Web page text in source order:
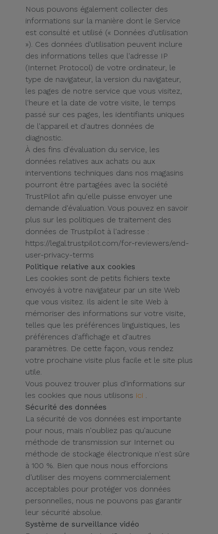
Hygiène
Maison
Portefeuilles,
Étuis et Sacs
Traceurs et
Accessoires
Mobilité,
Auto et
Vélo
Accessoires
d'ordinateur
Accessoires
iPad et
Tablette
Kids
Voir
tout
Nous pouvons également collecter des
informations sur la manière dont le Service
est consulté et utilisé (« Données d'utilisation
»). Ces données d'utilisation peuvent inclure
des informations telles que l'adresse IP
(Internet Protocol) de votre ordinateur, le
type de navigateur, la version du navigateur,
les pages de notre service que vous visitez,
l'heure et la date de votre visite, le temps
passé sur ces pages, les identifiants uniques
de l'appareil et d'autres données de
diagnostic.
À des fins d'évaluation du service, les
données relatives aux achats ou aux
interventions techniques dans nos magasins
pourront être partagées avec la société
TrustPilot afin qu'elle puisse envoyer une
demande d'évaluation. Vous pouvez en savoir
plus sur les politiques de traitement des
données de Trustpilot à l'adresse :
https://legal.trustpilot.com/for-reviewers/end-
user-privacy-terms
Politique relative aux cookies
Les cookies sont de petits fichiers texte
envoyés à votre navigateur par un site Web
que vous visitez. Ils aident le site Web à
mémoriser des informations sur votre visite,
telles que les préférences linguistiques, les
préférences d'affichage et d'autres
paramètres. De cette façon, vous rendez
votre prochaine visite plus facile et le site plus
utile.
Vous pouvez trouver plus d'informations sur
les cookies que nous utilisons ici .
Sécurité des données
La sécurité de vos données est importante
pour nous, mais n'oubliez pas qu'aucune
méthode de transmission sur Internet ou
méthode de stockage électronique n'est sûre
à 100 %. Bien que nous nous efforcions
d’utiliser des moyens commercialement
acceptables pour protéger vos données
personnelles, nous ne pouvons pas garantir
leur sécurité absolue.
Système de surveillance vidéo